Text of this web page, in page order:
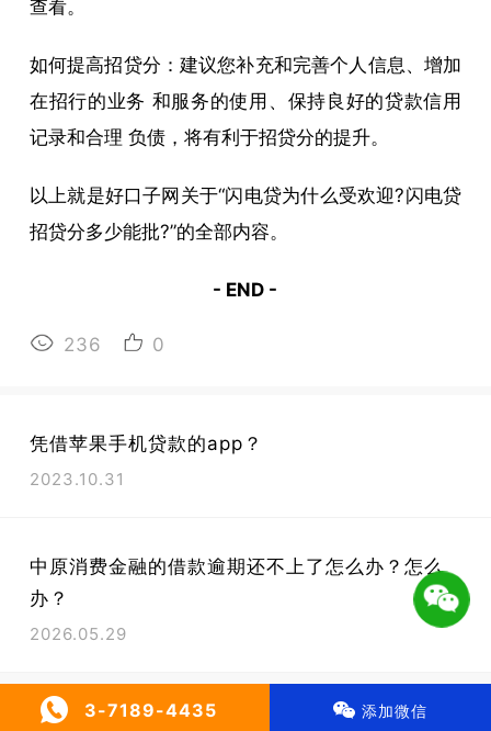
查看。
如何提高招贷分：建议您补充和完善个人信息、增加
在招行的业务 和服务的使用、保持良好的贷款信用
记录和合理 负债，将有利于招贷分的提升。
以上就是好口子网关于“闪电贷为什么受欢迎?闪电贷
招贷分多少能批?”的全部内容。
- END -
236 0
凭借苹果手机贷款的app？
2023.10.31
中原消费金融的借款逾期还不上了怎么办？怎么
办？
2026.05.29
3-7189-4435 添加微信
微信号 : 广告合作QQ：371894435